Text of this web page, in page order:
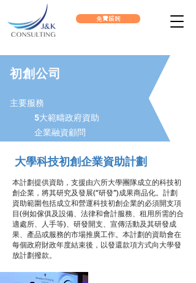
免費諮詢
​初創公司
主要服務
5大範疇政府資助
企業融資顧問
大學科技初創企業資助計劃
​本計劃提供資助，支援由六所大學團隊成立的科技初
創企業，將其研究及發展(“研發”)成果商品化。計劃
資助範圍包括成立和營運科技初創企業的必須開支項
目(例如傢俱及設備、法律和會計服務、租用所需的合
適處所、人手等)、研發開支、宣傳活動及其研發成
果、產品或服務的市場推廣工作。本計劃的資助會在
每個政府財政年度結束後，以發還款項方式向大學發
放計劃撥款。